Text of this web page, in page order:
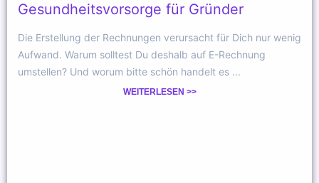
Gesundheitsvorsorge für Gründer
Die Erstellung der Rechnungen verursacht für Dich nur wenig
Aufwand. Warum solltest Du deshalb auf E-Rechnung
umstellen? Und worum bitte schön handelt es ...
WEITERLESEN >>